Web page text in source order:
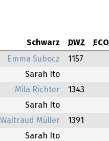
Schwarz DWZ
ECO
Emma Subocz
1157
Sarah Ito
Mila Richter
1343
Sarah Ito
Müller
1391
Sarah Ito